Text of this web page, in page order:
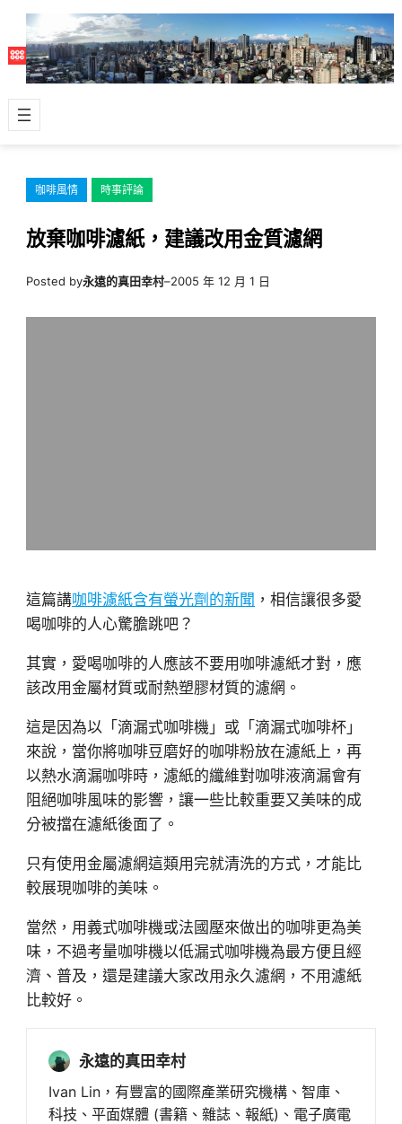
主
容
咖啡風情 時事評論
放棄咖啡濾紙，建議改用金質濾網
Posted by永遠的真田幸村–2005 年 12 月 1 日
這篇講咖啡濾紙含有螢光劑的新聞 ，相信讓很多愛
喝咖啡的人心驚膽跳吧？
其實，愛喝咖啡的人應該不要用咖啡濾紙才對，應
該改用金屬材質或耐熱塑膠材質的濾網。
這是因為以「滴漏式咖啡機」或「滴漏式咖啡杯」
來說，當你將咖啡豆磨好的咖啡粉放在濾紙上，再
以熱水滴漏咖啡時，濾紙的纖維對咖啡液滴漏會有
阻絕咖啡風味的影響，讓一些比較重要又美味的成
分被擋在濾紙後面了。
只有使用金屬濾網這類用完就清洗的方式，才能比
較展現咖啡的美味。
當然，用義式咖啡機或法國壓來做出的咖啡更為美
味，不過考量咖啡機以低漏式咖啡機為最方便且經
濟、普及，還是建議大家改用永久濾網，不用濾紙
比較好。
永遠的真田幸村
Ivan Lin，有豐富的國際產業研究機構、智庫、
科技、平面媒體 (書籍、雜誌、報紙)、電子廣電